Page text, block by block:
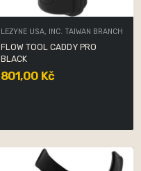
LEZYNE USA, INC. TAIWAN BRANCH
FLOW TOOL CADDY PRO
BLACK
801,00 Kč